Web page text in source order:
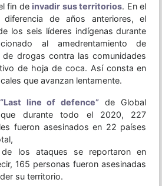
fin de invadir sus territorios. En el
de años anteriores, el
los seis líderes indígenas durante
al amedrentamiento de
drogas contra las comunidades
de hoja de coca. Así consta en
que avanzan lentamente.
“Last line of defence” de Global
que durante todo el 2020, 227
fueron asesinados en 22 países
los ataques se reportaron en
165 personas fueron asesinadas
su territorio.